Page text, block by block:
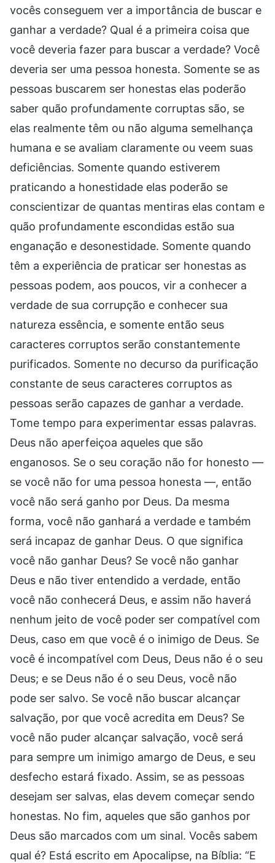
vocês conseguem ver a importância de buscar e
ganhar a verdade? Qual é a primeira coisa que
você deveria fazer para buscar a verdade? Você
deveria ser uma pessoa honesta. Somente se as
pessoas buscarem ser honestas elas poderão
saber quão profundamente corruptas são, se
elas realmente têm ou não alguma semelhança
humana e se avaliam claramente ou veem suas
deficiências. Somente quando estiverem
praticando a honestidade elas poderão se
conscientizar de quantas mentiras elas contam e
quão profundamente escondidas estão sua
enganação e desonestidade. Somente quando
têm a experiência de praticar ser honestas as
pessoas podem, aos poucos, vir a conhecer a
verdade de sua corrupção e conhecer sua
natureza essência, e somente então seus
caracteres corruptos serão constantemente
purificados. Somente no decurso da purificação
constante de seus caracteres corruptos as
pessoas serão capazes de ganhar a verdade.
Tome tempo para experimentar essas palavras.
Deus não aperfeiçoa aqueles que são
enganosos. Se o seu coração não for honesto —
se você não for uma pessoa honesta —, então
você não será ganho por Deus. Da mesma
forma, você não ganhará a verdade e também
será incapaz de ganhar Deus. O que significa
você não ganhar Deus? Se você não ganhar
Deus e não tiver entendido a verdade, então
você não conhecerá Deus, e assim não haverá
nenhum jeito de você poder ser compatível com
Deus, caso em que você é o inimigo de Deus. Se
você é incompatível com Deus, Deus não é o seu
Deus; e se Deus não é o seu Deus, você não
pode ser salvo. Se você não buscar alcançar
salvação, por que você acredita em Deus? Se
você não puder alcançar salvação, você será
para sempre um inimigo amargo de Deus, e seu
desfecho estará fixado. Assim, se as pessoas
desejam ser salvas, elas devem começar sendo
honestas. No fim, aqueles que são ganhos por
Deus são marcados com um sinal. Vocês sabem
qual é? Está escrito em Apocalipse, na Bíblia: “E